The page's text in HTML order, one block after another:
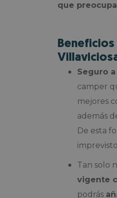
que
Beneficios
Seguro
camper
mejores
además
De esta
Tan solo
vigente
podrás